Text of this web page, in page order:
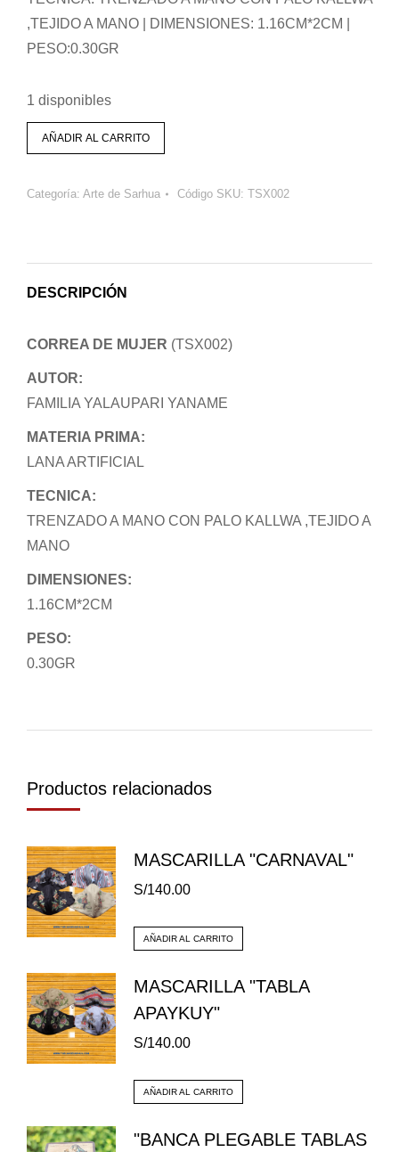
,TEJIDO A MANO | DIMENSIONES: 1.16CM*2CM |
PESO:0.30GR
1 disponibles
AÑADIR AL CARRITO
Categoría: Arte de Sarhua Código SKU: TSX002
DESCRIPCIÓN
CORREA DE MUJER (TSX002)
AUTOR:
FAMILIA YALAUPARI YANAME
MATERIA PRIMA:
LANA ARTIFICIAL
TECNICA:
TRENZADO A MANO CON PALO KALLWA ,TEJIDO A
MANO
DIMENSIONES:
1.16CM*2CM
PESO:
0.30GR
Productos relacionados
MASCARILLA "CARNAVAL"
S/140.00
AÑADIR AL CARRITO
MASCARILLA "TABLA
APAYKUY"
S/140.00
AÑADIR AL CARRITO
"BANCA PLEGABLE TABLAS